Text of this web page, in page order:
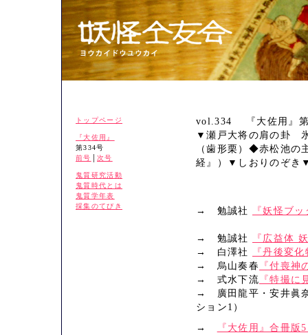
トップページ
『大佐用』
第334号
前号
│次号
鬼質研究活動
鬼質時代とは
鬼質学年表
採集のてびき
vol.334 『大佐用』第
▼瀬戸大将の肩の卦
（歯形栗）◆赤松池
経』）▼しおりのぞき
→ 勉誠社 『妖怪ブ
→ 勉誠社
『広益体
→ 白澤社
『丹後変
→ 烏山奏春
『付喪神
→ 式水下流 『特撮に
→ 廣田龍平・安井眞
ション1）
→
『大佐用』合冊版